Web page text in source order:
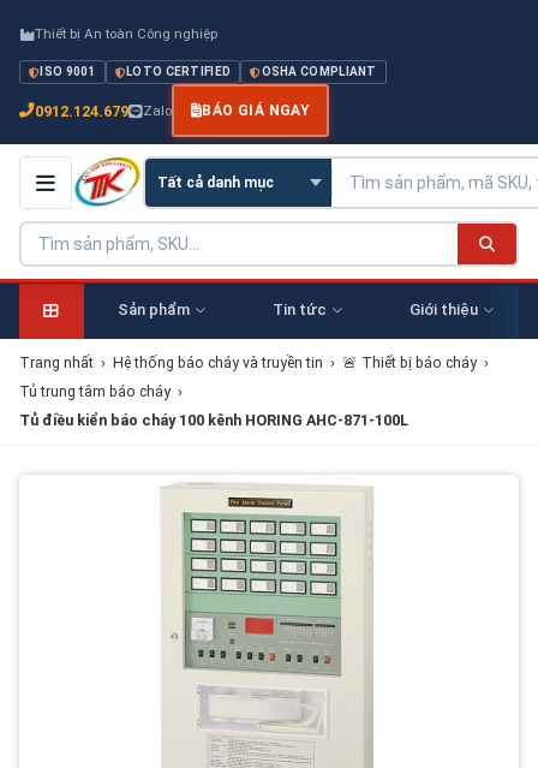
Thiết bị An toàn Công nghiệp
ISO 9001 LOTO CERTIFIED OSHA COMPLIANT
0912.124.679 Zalo BÁO GIÁ NGAY
Sản phẩm Tin tức Giới thiệu
Trang nhất › Hệ thống báo cháy và truyền tin › 🚨 Thiết bị báo cháy ›
Tủ trung tâm báo cháy ›
Tủ điều kiển báo cháy 100 kênh HORING AHC-871-100L